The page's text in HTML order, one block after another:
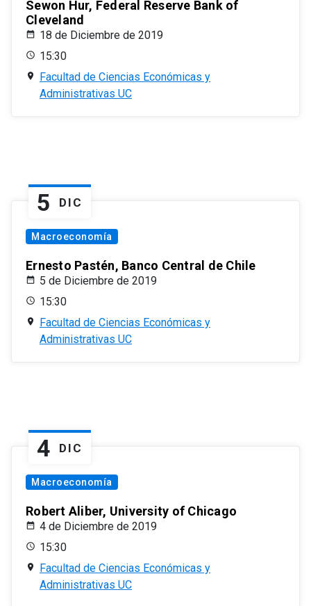
Sewon Hur, Federal Reserve Bank of
Cleveland
18 de Diciembre de 2019
15:30
Facultad de Ciencias Económicas y
Administrativas UC
5 DIC
Macroeconomía
Ernesto Pastén, Banco Central de Chile
5 de Diciembre de 2019
15:30
Facultad de Ciencias Económicas y
Administrativas UC
4 DIC
Macroeconomía
Robert Aliber, University of Chicago
4 de Diciembre de 2019
15:30
Facultad de Ciencias Económicas y
Administrativas UC